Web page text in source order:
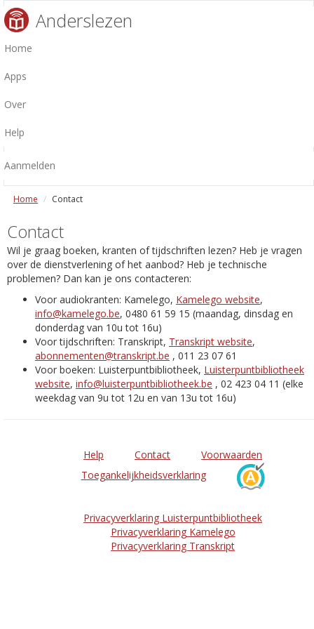
Anderslezen
Home
Apps
Over
Help
Aanmelden
Home Contact
Contact
Wil je graag boeken, kranten of tijdschriften lezen? Heb je vragen
over de dienstverlening of het aanbod? Heb je technische
problemen? Dan kan je ons contacteren:
Voor audiokranten: Kamelego, Kamelego website,
info@kamelego.be, 0480 61 59 15 (maandag, dinsdag en
donderdag van 10u tot 16u)
Voor tijdschriften: Transkript, Transkript website,
abonnementen@transkript.be , 011 23 07 61
Voor boeken: Luisterpuntbibliotheek, Luisterpuntbibliotheek
website, info@luisterpuntbibliotheek.be , 02 423 04 11 (elke
weekdag van 9u tot 12u en van 13u tot 16u)
Help Contact
Voorwaarden
Toegankelijkheidsverklaring
Privacyverklaring Luisterpuntbibliotheek
Privacyverklaring Kamelego
Privacyverklaring Transkript